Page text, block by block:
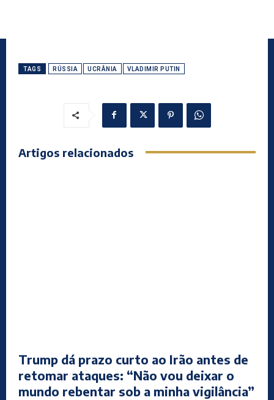
TAGS RÚSSIA UCRÂNIA VLADIMIR PUTIN
Artigos relacionados
Trump dá prazo curto ao Irão antes de
retomar ataques: “Não vou deixar o
mundo rebentar sob a minha vigilância”